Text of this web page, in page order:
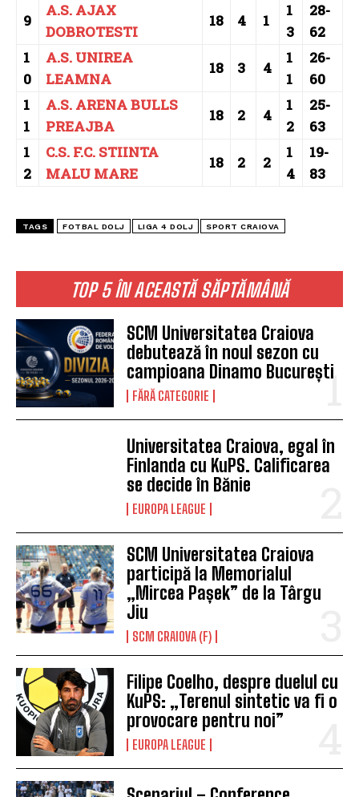
TOP 5 ÎN ACEASTĂ SĂPTĂMÂNĂ
SCM Universitatea Craiova
debutează în noul sezon cu
campioana Dinamo București
FĂRĂ CATEGORIE
Universitatea Craiova, egal în
Finlanda cu KuPS. Calificarea
se decide în Bănie
EUROPA LEAGUE
SCM Universitatea Craiova
participă la Memorialul
„Mircea Pașek” de la Târgu
Jiu
SCM CRAIOVA (F)
Filipe Coelho, despre duelul cu
KuPS: „Terenul sintetic va fi o
provocare pentru noi”
EUROPA LEAGUE
9
A.S. AJAX
DOBROTESTI
18 4 1
1
3
28-
62
1
0
A.S. UNIREA
LEAMNA
18 3 4
1
1
26-
60
1
1
A.S. ARENA BULLS
PREAJBA
18 2 4
1
2
25-
63
1
2
C.S. F.C. STIINTA
MALU MARE
18 2 2
1
4
19-
83
TAGS FOTBAL DOLJ LIGA 4 DOLJ SPORT CRAIOVA